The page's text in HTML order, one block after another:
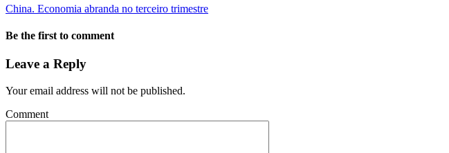
China. Economia abranda no terceiro trimestre
Be the first to comment
Leave a Reply
Your email address will not be published.
Comment